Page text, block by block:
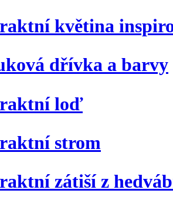
květina
dřívka a barvy
loď
strom
zátiší z